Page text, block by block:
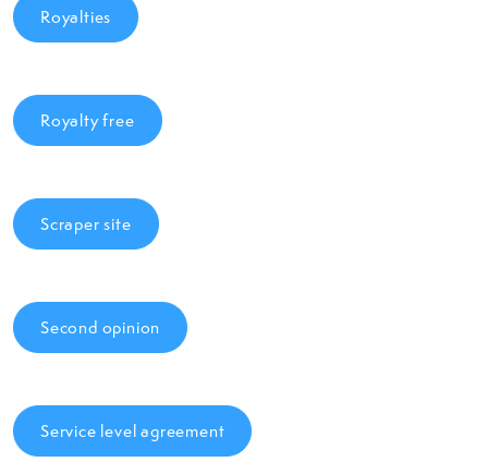
Royalties
Royalty free
Scraper site
Second opinion
Service level agreement